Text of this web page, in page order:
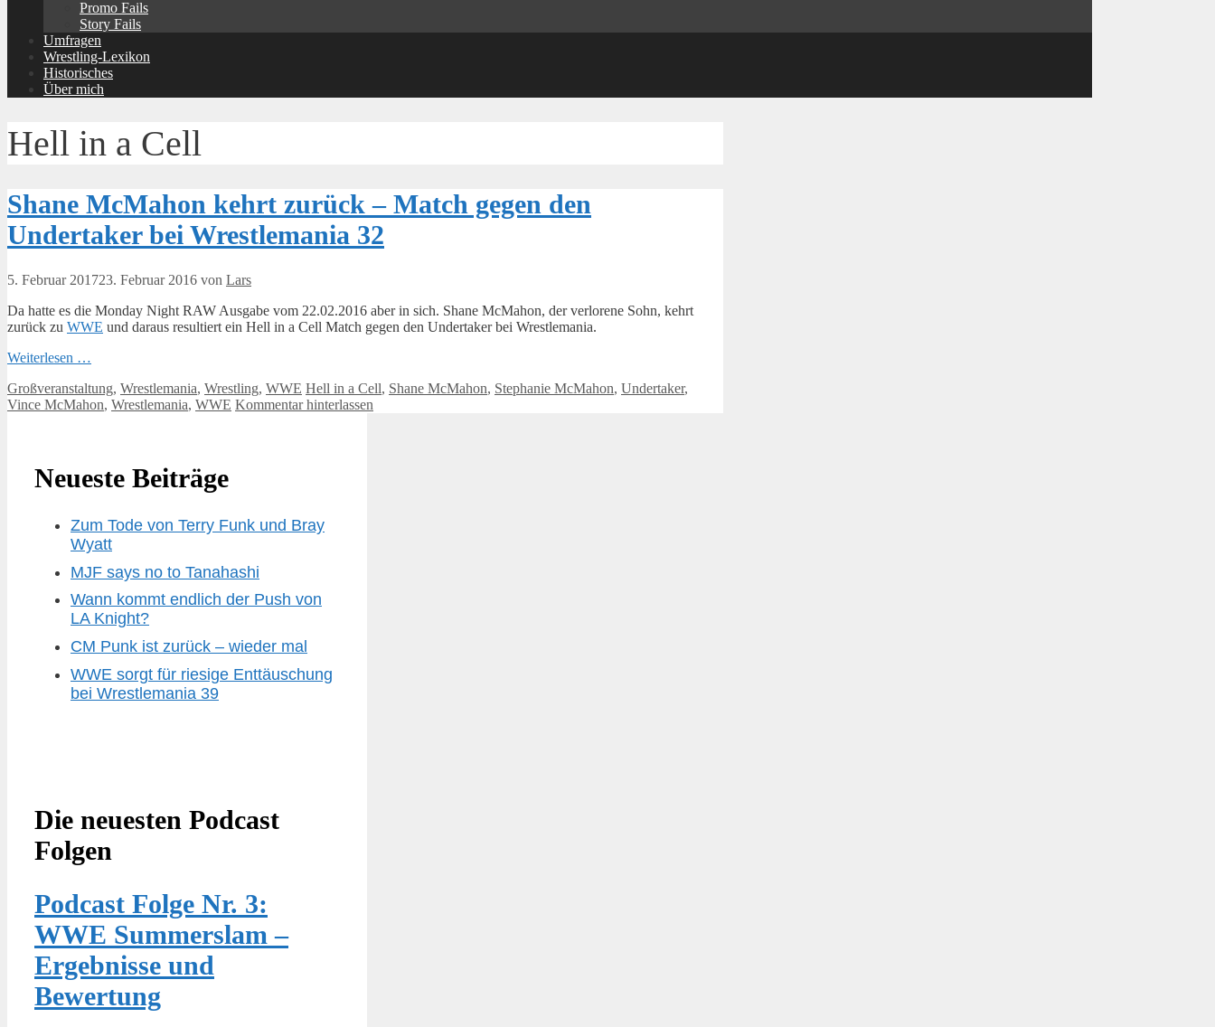
Promo Fails
Story Fails
Umfragen
Wrestling-Lexikon
Historisches
Über mich
Hell in a Cell
Shane McMahon kehrt zurück – Match gegen den
Undertaker bei Wrestlemania 32
5. Februar 201723. Februar 2016 von Lars
Da hatte es die Monday Night RAW Ausgabe vom 22.02.2016 aber in sich. Shane McMahon, der verlorene Sohn, kehrt
zurück zu WWE und daraus resultiert ein Hell in a Cell Match gegen den Undertaker bei Wrestlemania.
Weiterlesen …
Kategorien
Großveranstaltung, Wrestlemania, Wrestling, WWE Schlagwörter
Hell in a Cell, Shane McMahon, Stephanie McMahon, Undertaker,
Vince McMahon, Wrestlemania, WWE Kommentar hinterlassen
Neueste Beiträge
Zum Tode von Terry Funk und Bray
Wyatt
MJF says no to Tanahashi
Wann kommt endlich der Push von
LA Knight?
CM Punk ist zurück – wieder mal
WWE sorgt für riesige Enttäuschung
bei Wrestlemania 39
Die neuesten Podcast
Folgen
Podcast Folge Nr. 3:
WWE Summerslam –
Ergebnisse und
Bewertung